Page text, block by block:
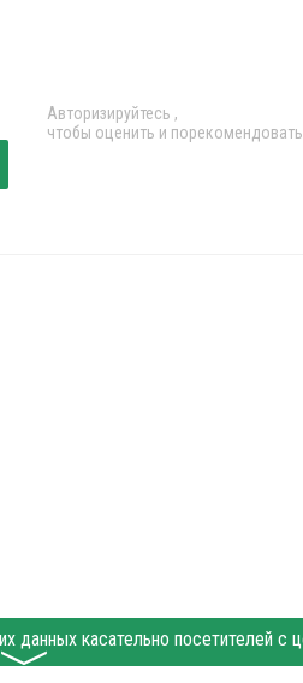
Авторизируйтесь ,
чтобы оценить и порекомендовать
〉